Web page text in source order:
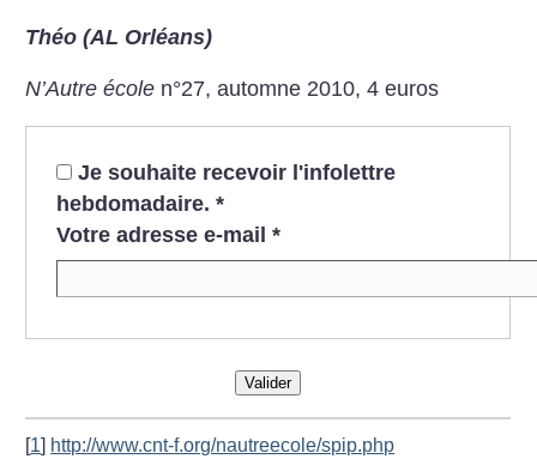
Théo (AL Orléans)
N’Autre école n°27, automne 2010, 4 euros
Je souhaite recevoir l'infolettre
hebdomadaire. *
Votre adresse e-mail *
Valider
[1] http://www.cnt-f.org/nautreecole/spip.php